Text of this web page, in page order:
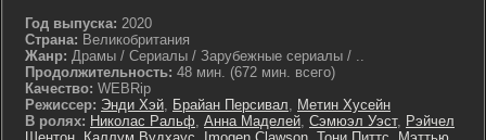
Год выпуска: 2020
Страна: Великобритания
Жанр: Драмы / Сериалы / Зарубежные сериалы / ..
Продолжительность: 48 мин. (672 мин. всего)
Качество: WEBRip
Режиссер: Энди Хэй, Брайан Персивал, Метин Хусейн
В ролях: Николас Ральф, Анна Маделей, Сэмюэл Уэст, Рэйчел